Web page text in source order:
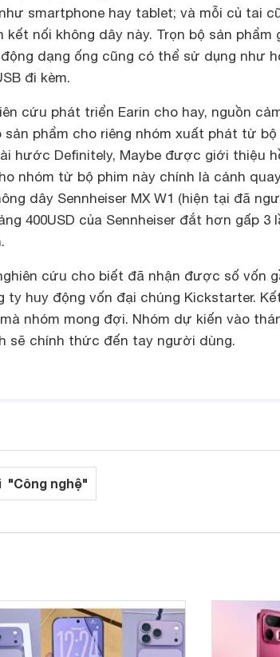
smartphone hay tablet; và mỗi củ tai
kết nối không dây này. Trọn bộ sản phẩm
dạng ống cũng có thể sử dụng như
đi kèm.
cứu phát triển Earin cho hay, nguồn
phẩm cho riêng nhóm xuất phát từ
hước Definitely, Maybe được giới thiệu
nhóm từ bộ phim này chính là cảnh
dây Sennheiser MX W1 (hiện tại đã
400USD của Sennheiser đắt hơn gấp 3
cứu cho biết đã nhận được số vốn
ty huy động vốn đại chúng Kickstarter.
mà nhóm mong đợi. Nhóm dự kiến vào
sẽ chính thức đến tay người dùng.
"Công nghệ"